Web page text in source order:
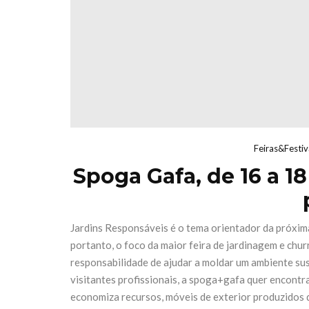
Spoga Gafa, de 16 a
Jardins Responsáveis é o tema orientador da
portanto, o foco da maior feira de jardinagem e
responsabilidade de ajudar a moldar um ambiente
visitantes profissionais, a spoga+gafa quer
economiza recursos, móveis de exterior